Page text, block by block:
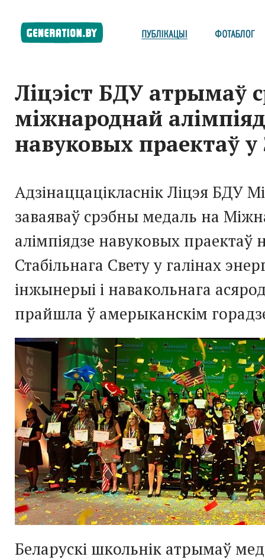
Ліцэіст БДУ атрымаў
міжнароднай
навуковых праектаў
Адзінаццацікласнік Ліцэя БДУ
заваяваў срэбны медаль на
алімпіядзе навуковых праектаў
Стабільнага Свету у галінах
інжынерыі і навакольнага
прайшла ў амерыканскім
Беларускі школьнік атрымаў